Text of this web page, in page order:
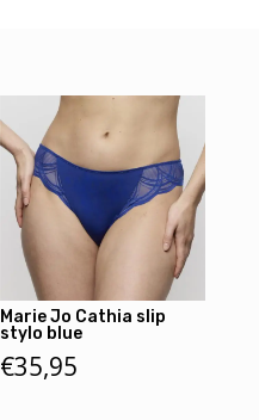
Marie Jo Cathia slip
stylo blue
€35,95